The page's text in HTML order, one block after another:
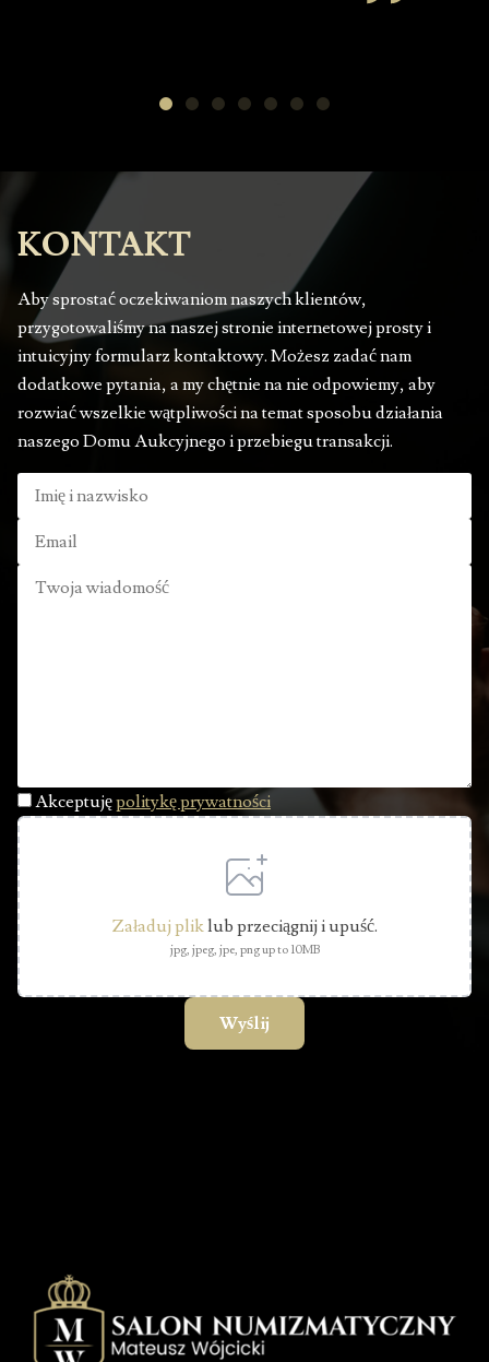
KONTAKT
Aby sprostać oczekiwaniom naszych klientów,
przygotowaliśmy na naszej stronie internetowej prosty i
intuicyjny formularz kontaktowy. Możesz zadać nam
dodatkowe pytania, a my chętnie na nie odpowiemy, aby
rozwiać wszelkie wątpliwości na temat sposobu działania
naszego Domu Aukcyjnego i przebiegu transakcji.
Akceptujępolitykę prywatności
Załaduj pliklub przeciągnij i upuść.
jpg, jpeg, jpe, png up to 10MB